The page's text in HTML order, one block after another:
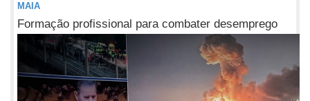
MAIA
Formação profissional para combater desemprego